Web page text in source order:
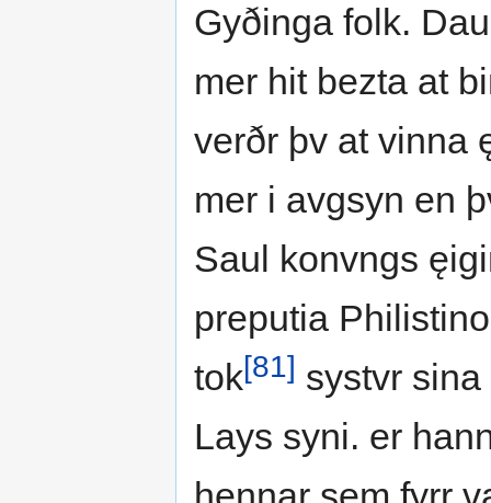
Gyðinga folk.
mer hit bezta at
verðr þv at vinna
mer i avgsyn en
Saul konvngs
preputia
tok[81] systvr
Lays syni. er